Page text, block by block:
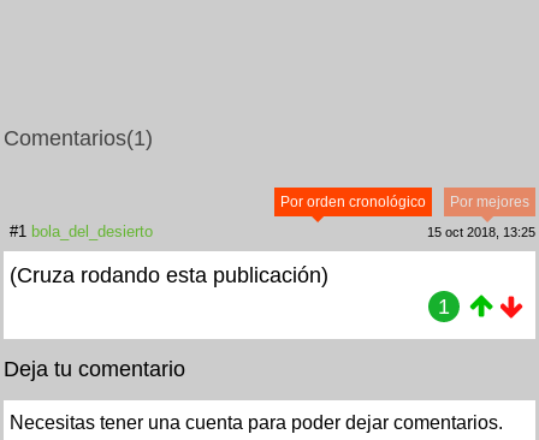
Comentarios(1)
Por mejores
Por orden cronológico
#1 bola_del_desierto 15 oct 2018, 13:25
(Cruza rodando esta publicación)
1
Deja tu comentario
Necesitas tener una cuenta para poder dejar comentarios.